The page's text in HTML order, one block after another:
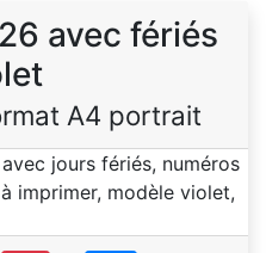
avec fériés
A4 portrait